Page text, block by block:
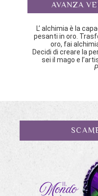
AVANZA
L’ alchimia è la
pesanti in oro.
oro, fai
Decidi di creare la
sei il mago e